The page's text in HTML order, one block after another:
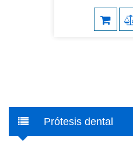
Prótesis dental